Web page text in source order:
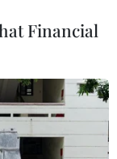
khách./.
Financial